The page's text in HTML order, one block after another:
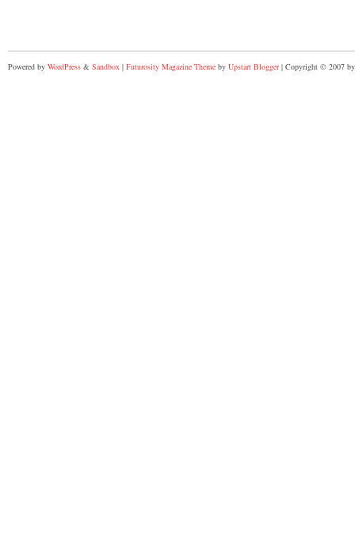
Powered by WordPress & Sandbox | Futurosity Magazine Theme by Upstart Blogger| Copyright © 2007 by